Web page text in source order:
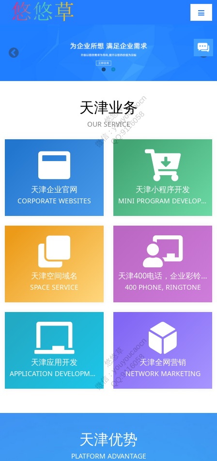
天津业务
OUR SERVICE
天津企业官网
CORPORATE WEBSITES
天津小程序开发
MINI PROGRAM DEVELOPMENT
天津空间域名
SPACE SERVICE
天津400电话，企业彩铃，手机彩铃，视频彩铃
400 PHONE, RINGTONE
天津应用开发
APPLICATION DEVELOPMENT
天津全网营销
NETWORK MARKETING
天津优势
PLATFORM ADVANTAGE